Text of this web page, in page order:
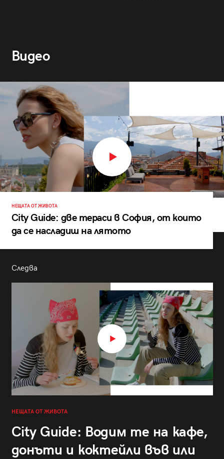
Видео
НЕЩАТА ОТ ЖИВОТА
City Guide: две тераси в София, от които
да се насладиш на лятото
Следва
НЕЩАТА ОТ ЖИВОТА
City Guide: Водим те на кафе,
донъти и коктейли във или